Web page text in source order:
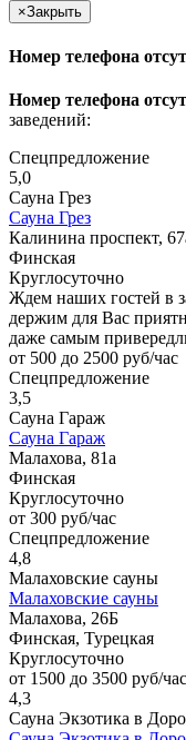
×Закрыть
Номер телефона
Номер телефона
заведений:
Спецпредложение
5,0
Сауна Грез
Сауна Грез
Калинина проспект,
Финская
Круглосуточно
Ждем наших гостей в
держим для Вас
даже самым
от 500 до 2500 руб/час
Спецпредложение
3,5
Сауна Гараж
Сауна Гараж
Малахова, 81а
Финская
Круглосуточно
от 300 руб/час
Спецпредложение
4,8
Малаховские сауны
Малаховские сауны
Малахова, 26Б
Финская, Турецкая
Круглосуточно
от 1500 до 3500 руб/час
4,3
Сауна Экзотика в